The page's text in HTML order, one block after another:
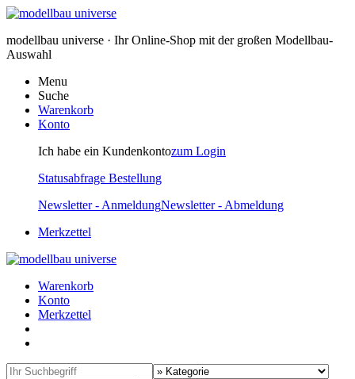
modellbau universe · Ihr Online-Shop mit der großen Modellbau-
Auswahl
Menu
Suche
Warenkorb
Konto
Ich habe ein Kundenkontozum Login
Statusabfrage Bestellung
Newsletter - AnmeldungNewsletter - Abmeldung
Merkzettel
Warenkorb
Konto
Merkzettel